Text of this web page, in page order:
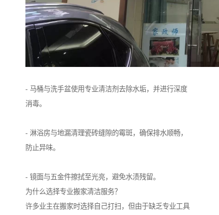
- 马桶与洗手盆使用专业清洁剂去除水垢，并进行深度
消毒。
- 淋浴房与地漏清理瓷砖缝隙的霉斑，确保排水顺畅，
防止异味。
- 镜面与五金件擦拭至光亮，避免水渍残留。
为什么选择专业搬家清洁服务？
许多业主在搬家时选择自己打扫，但由于缺乏专业工具